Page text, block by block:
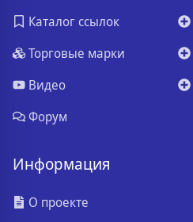
Каталог ссылок
Торговые марки
Видео
Форум
Информация
О проекте